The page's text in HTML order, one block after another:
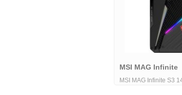
MSI MAG Infinite
MSI MAG Infinite S3